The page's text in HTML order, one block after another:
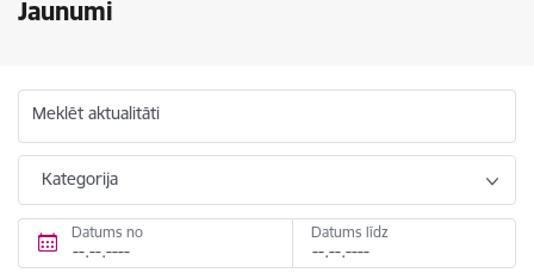
Jaunumi
Meklēt aktualitāti
Kategorija
Datums no Datums līdz